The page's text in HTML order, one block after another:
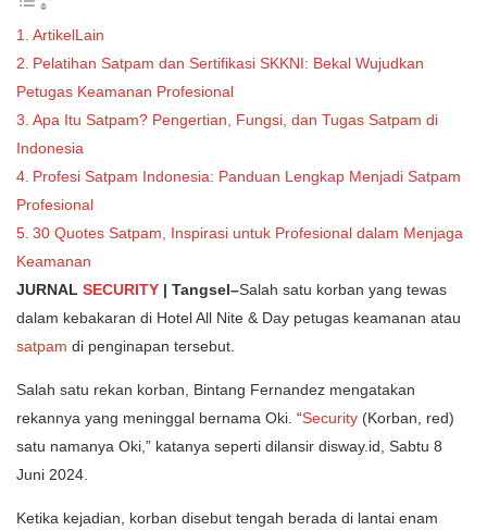
ArtikelLain
Pelatihan Satpam dan Sertifikasi SKKNI: Bekal Wujudkan
Petugas Keamanan Profesional
Apa Itu Satpam? Pengertian, Fungsi, dan Tugas Satpam di
Indonesia
Profesi Satpam Indonesia: Panduan Lengkap Menjadi Satpam
Profesional
30 Quotes Satpam, Inspirasi untuk Profesional dalam Menjaga
Keamanan
JURNAL SECURITY | Tangsel–Salah satu korban yang tewas
dalam kebakaran di Hotel All Nite & Day petugas keamanan atau
satpam di penginapan tersebut.
Salah satu rekan korban, Bintang Fernandez mengatakan
rekannya yang meninggal bernama Oki. “Security (Korban, red)
satu namanya Oki,” katanya seperti dilansir disway.id, Sabtu 8
Juni 2024.
Ketika kejadian, korban disebut tengah berada di lantai enam